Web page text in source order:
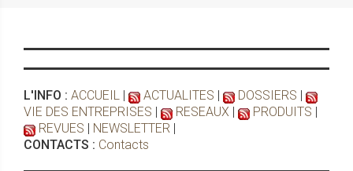
L'INFO : ACCUEIL | ACTUALITES | DOSSIERS |
VIE DES ENTREPRISES | RESEAUX | PRODUITS |
REVUES | NEWSLETTER |
CONTACTS : Contacts